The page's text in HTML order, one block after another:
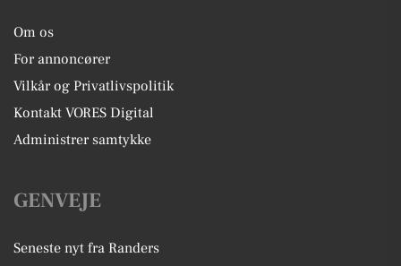
Om os
For annoncører
Vilkår og Privatlivspolitik
Kontakt VORES Digital
Administrer samtykke
GENVEJE
Seneste nyt fra Randers